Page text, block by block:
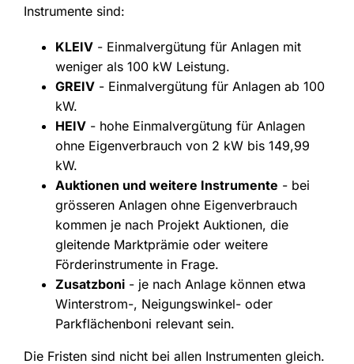
Instrumente sind:
KLEIV- Einmalvergütung für Anlagen mit
weniger als 100 kW Leistung.
GREIV- Einmalvergütung für Anlagen ab 100
kW.
HEIV- hohe Einmalvergütung für Anlagen
ohne Eigenverbrauch von 2 kW bis 149,99
kW.
Auktionen und weitere Instrumente - bei
grösseren Anlagen ohne Eigenverbrauch
kommen je nach Projekt Auktionen, die
gleitende Marktprämie oder weitere
Förderinstrumente in Frage.
Zusatzboni- je nach Anlage können etwa
Winterstrom-, Neigungswinkel- oder
Parkflächenboni relevant sein.
Die Fristen sind nicht bei allen Instrumenten gleich.